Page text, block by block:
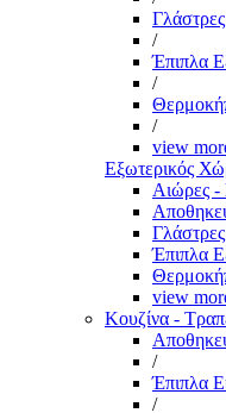
Γλάστρες
/
Έπιπλα
/
/
view
Εξωτερικός
Αιώρες -
Γλάστρες
Έπιπλα
view
Κουζίνα -
/
Έπιπλα
/